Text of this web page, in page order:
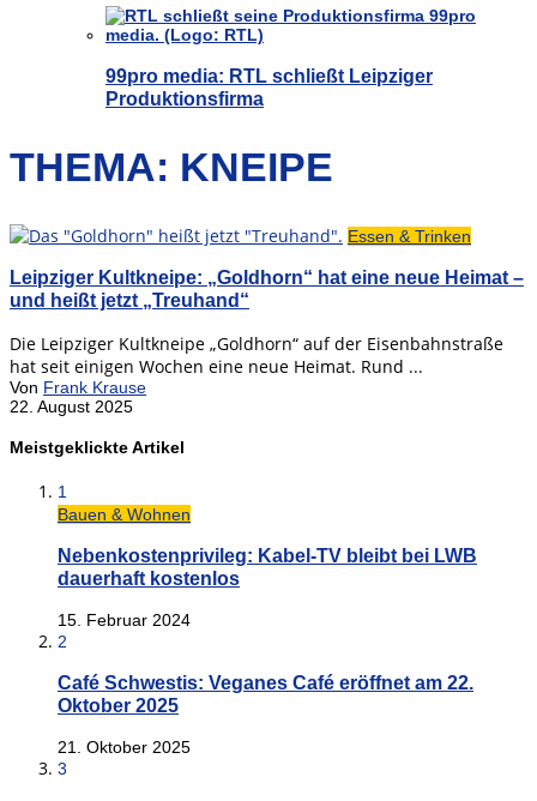
99pro media: RTL schließt Leipziger
Produktionsfirma
THEMA: KNEIPE
Essen & Trinken
Leipziger Kultkneipe: „Goldhorn“ hat eine neue Heimat –
und heißt jetzt „Treuhand“
Die Leipziger Kultkneipe „Goldhorn“ auf der Eisenbahnstraße
hat seit einigen Wochen eine neue Heimat. Rund ...
Von Frank Krause
22. August 2025
Meistgeklickte Artikel
1
Bauen & Wohnen
Nebenkostenprivileg: Kabel-TV bleibt bei LWB
dauerhaft kostenlos
15. Februar 2024
2
Café Schwestis: Veganes Café eröffnet am 22.
Oktober 2025
21. Oktober 2025
3